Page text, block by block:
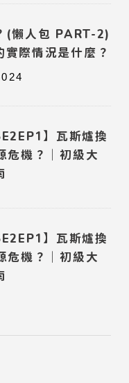
(懶人包 PART-2)
際情況是什麼？
】瓦斯爐換
危機？｜初級大
】瓦斯爐換
危機？｜初級大